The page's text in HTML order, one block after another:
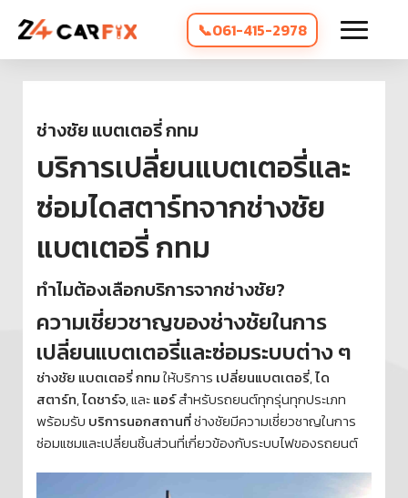
061-415-2978
ช่างชัย แบตเตอรี่ กทม
บริการเปลี่ยนแบตเตอรี่และ
ซ่อมไดสตาร์ทจากช่างชัย
แบตเตอรี่ กทม
ทำไมต้องเลือกบริการจากช่างชัย?
ความเชี่ยวชาญของช่างชัยในการ
เปลี่ยนแบตเตอรี่และซ่อมระบบต่าง ๆ
ช่างชัย แบตเตอรี่ กทมให้บริการ เปลี่ยนแบตเตอรี่,ได
สตาร์ท,ไดชาร์จ, และแอร์สำหรับรถยนต์ทุกรุ่นทุกประเภท
พร้อมรับ บริการนอกสถานที่ช่างชัยมีความเชี่ยวชาญในการ
ซ่อมแซมและเปลี่ยนชิ้นส่วนที่เกี่ยวข้องกับระบบไฟของรถยนต์